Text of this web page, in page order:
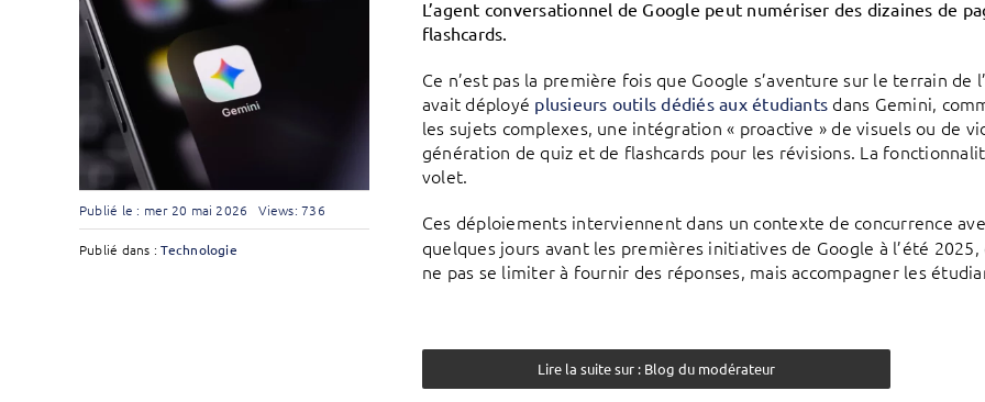
Publié le : mer 20 mai 2026 Views: 736
Publié dans :Technologie
L’agent conversationnel de Google peut numériser des dizaines de
flashcards.
Ce n’est pas la première fois que Google s’aventure sur le terrain
avait déployé plusieurs outils dédiés aux étudiants dans Gemini,
les sujets complexes, une intégration « proactive » de visuels ou de
génération de quiz et de flashcards pour les révisions. La
volet.
Ces déploiements interviennent dans un contexte de concurrence
quelques jours avant les premières initiatives de Google à l’été
ne pas se limiter à fournir des réponses, mais accompagner les
Lire la suite sur : Blog du modérateur